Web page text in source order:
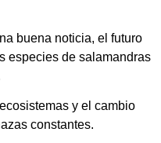
buena noticia, el futuro
especies de salamandras
y el cambio
constantes.